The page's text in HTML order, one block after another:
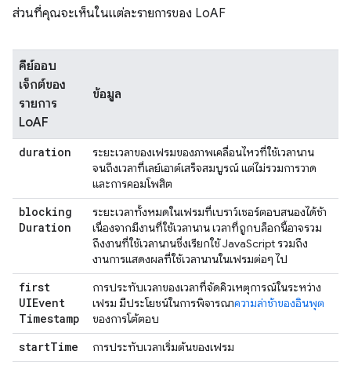
ส่วนที่คุณจะเห็นในแต่ละรายการของ LoAF
คีย์ออบ
เจ็กต์ของ
รายการ
LoAF
ข้อมูล
duration
ระยะเวลาของเฟรมของภาพเคลื่อนไหวที่ใช้เวลานาน
จนถึงเวลาที่เลย์เอาต์เสร็จสมบูรณ์ แต่ไม่รวมการวาด
และการคอมโพสิต
blocking
Duration
ระยะเวลาทั้งหมดในเฟรมที่เบราว์เซอร์ตอบสนองได้ช้า
เนื่องจากมีงานที่ใช้เวลานาน เวลาที่ถูกบล็อกนี้อาจรวม
ถึงงานที่ใช้เวลานานซึ่งเรียกใช้ JavaScript รวมถึง
งานการแสดงผลที่ใช้เวลานานในเฟรมต่อๆ ไป
first
UIEvent
Timestamp
การประทับเวลาของเวลาที่จัดคิวเหตุการณ์ในระหว่าง
เฟรม มีประโยชน์ในการพิจารณาความล่าช้าของอินพุต
ของการโต้ตอบ
startTime การประทับเวลาเริ่มต้นของเฟรม